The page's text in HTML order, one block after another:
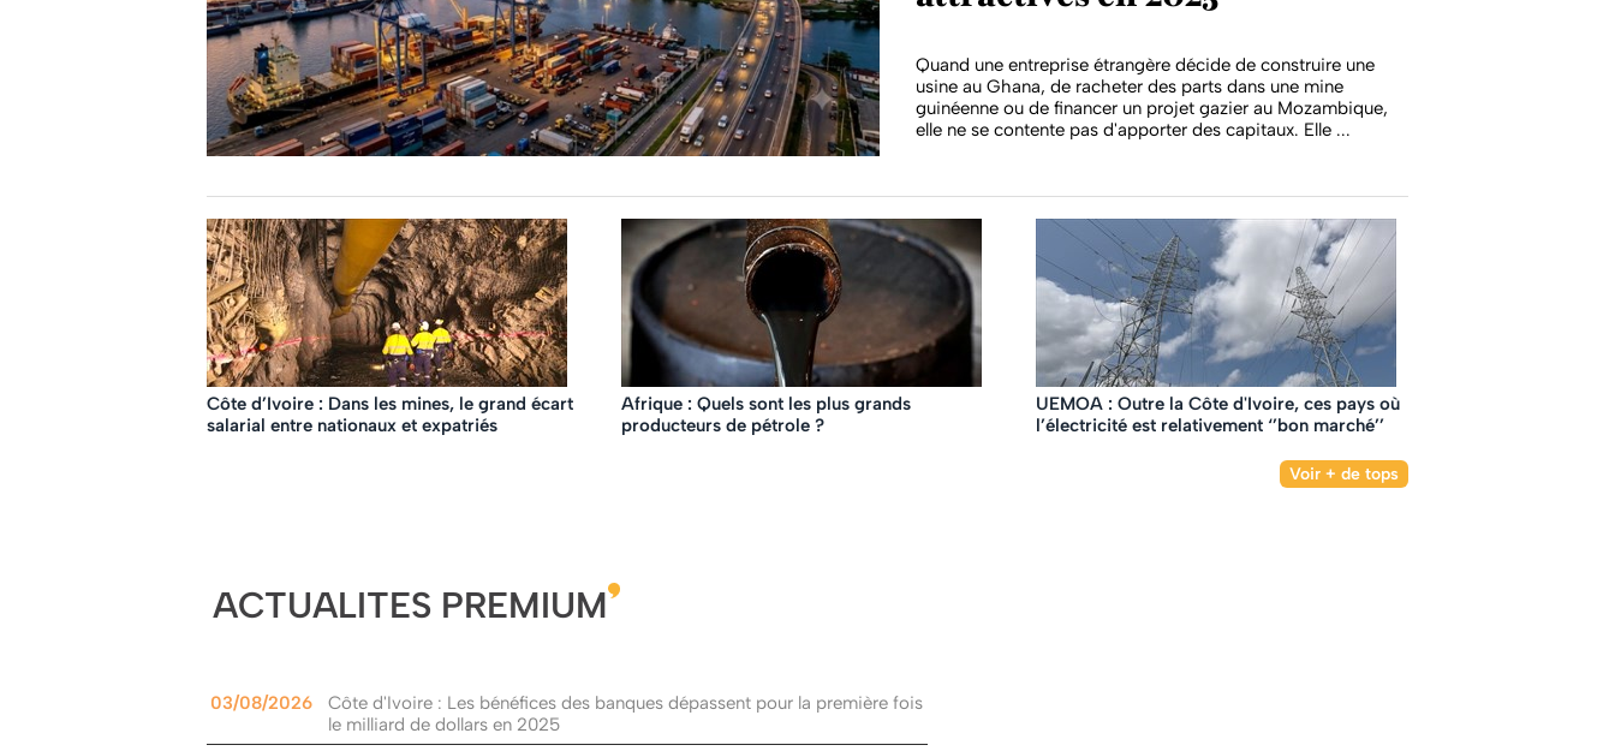
Quand une entreprise étrangère décide de construire une
usine au Ghana, de racheter des parts dans une mine
guinéenne ou de financer un projet gazier au Mozambique,
elle ne se contente pas d'apporter des capitaux. Elle ...
Côte d’Ivoire : Dans les mines, le grand écart
salarial entre nationaux et expatriés
Afrique : Quels sont les plus grands
producteurs de pétrole ?
UEMOA : Outre la Côte d'Ivoire, ces pays où
l’électricité est relativement ‘’bon marché’’
Voir + de tops
ACTUALITES PREMIUM
03/08/2026
Côte d'Ivoire : Les bénéfices des banques dépassent pour la première fois
le milliard de dollars en 2025